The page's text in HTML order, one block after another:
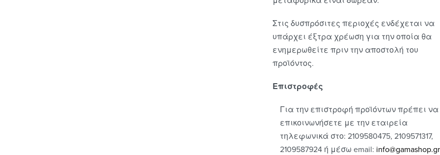
Στις δυσπρόσιτες περιοχές ενδέχεται να
υπάρχει έξτρα χρέωση για την οποία θα
ενημερωθείτε πριν την αποστολή του
προϊόντος.
Επιστροφές
Για την επιστροφή προϊόντων πρέπει να
επικοινωνήσετε με την εταιρεία
τηλεφωνικά στο: 2109580475, 2109571317,
2109587924 ή μέσω email: info@gamashop.gr